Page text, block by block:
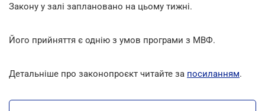
Закону у залі заплановано на цьому тижні.
Його прийняття є однію з умов програми з МВФ.
Детальніше про законопроєкт читайте за посиланням.